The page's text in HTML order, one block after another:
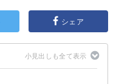
シェア